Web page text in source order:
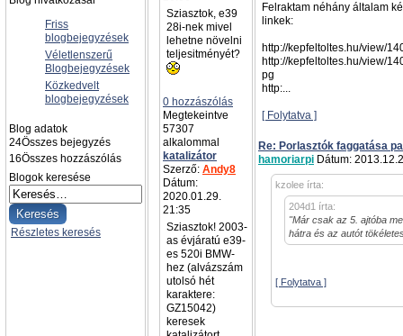
Friss
blogbejegyzések
Véletlenszerű
Blogbejegyzések
Közkedvelt
blogbejegyzések
Blog adatok
24Összes bejegyzés
16Összes hozzászólás
Blogok keresése
Részletes keresés
Sziasztok, e39
28i-nek mivel
lehetne növelni
teljesitményét?
0 hozzászólás
Megtekeintve
57307
alkalommal
katalizátor
Szerző: Andy8
Dátum:
2020.01.29.
21:35
Sziasztok! 2003-
as évjáratú e39-
es 520i BMW-
hez (alvázszám
utolsó hét
karaktere:
GZ15042)
keresek
Felraktam néhány általam
linkek:
http://kepfeltoltes.hu/view/
http://kepfeltoltes.hu/view/
pg
http:...
[ Folytatva ]
Re: Porlasztók faggatása
hamoriarpi Dátum:
kzolee írta:
204d1 írta:
"Már csak az 5. ajtóba
hátra és az autót
[ Folytatva ]